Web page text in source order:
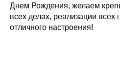
Днем Рождения, желаем
всех делах, реализации всех
отличного настроения!